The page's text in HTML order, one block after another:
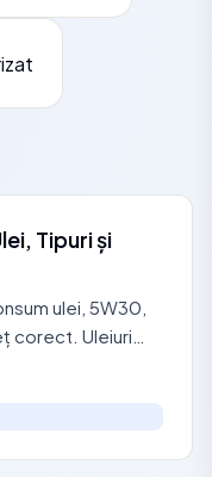
Tipuri și
ulei, 5W30,
corect. Uleiuri